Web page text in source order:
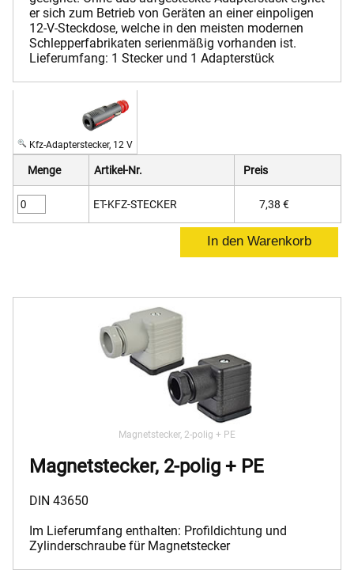
er sich zum Betrieb von Geräten an einer einpoligen
12-V-Steckdose, welche in den meisten modernen
Schlepperfabrikaten serienmäßig vorhanden ist.
Lieferumfang: 1 Stecker und 1 Adapterstück
Kfz-Adapterstecker, 12 V
Menge Artikel-Nr. Preis
ET-KFZ-STECKER 7,38 €
Magnetstecker, 2-polig + PE
Magnetstecker, 2-polig + PE
DIN 43650
Im Lieferumfang enthalten: Profildichtung und
Zylinderschraube für Magnetstecker